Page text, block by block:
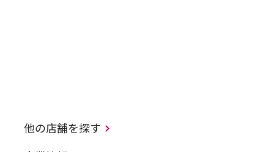
他の店舗を探す